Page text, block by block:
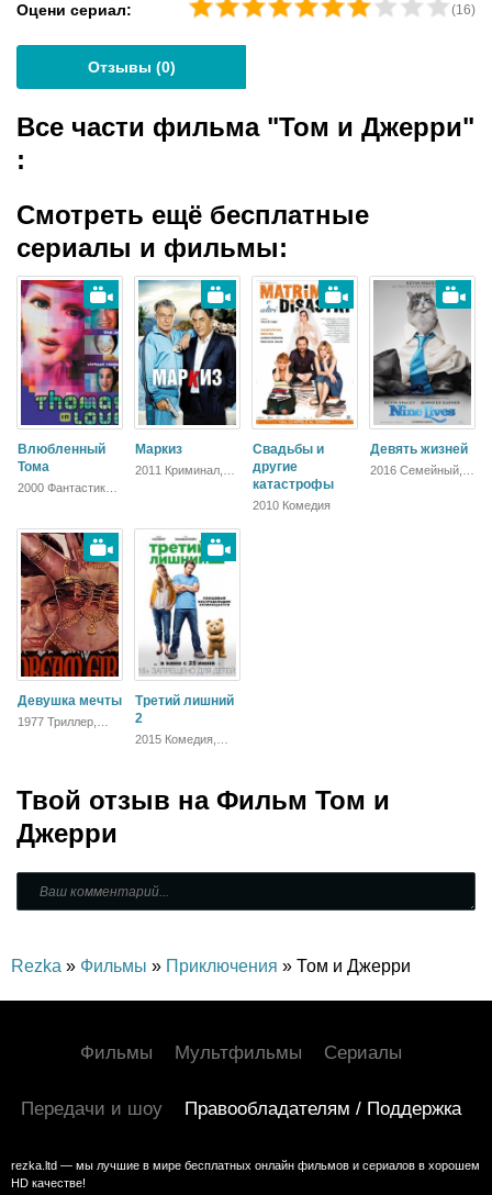
Оцени сериал: (16)
Отзывы (0)
Все части фильма "Том и Джерри"
:
Смотреть ещё бесплатные
сериалы и фильмы:
Влюбленный
Тома
2000 Фантастика,
Драма
Маркиз
2011 Криминал,
Свадьбы и
другие
катастрофы
2010 Комедия
Девять жизней
2016 Семейный,
Девушка мечты
1977 Триллер,
Третий лишний
2
2015 Комедия,
Твой отзыв на Фильм Том и
Джерри
Rezka » Фильмы » Приключения » Том и Джерри
Фильмы Мультфильмы Сериалы
Передачи и шоу Правообладателям / Поддержка
rezka.ltd — мы лучшие в мире бесплатных онлайн фильмов и сериалов в хорошем
HD качестве!